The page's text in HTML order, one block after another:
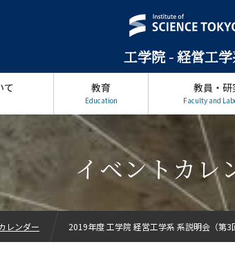
工学院 - 経営工
て 教育
Education
教員・研
Faculty and
イベントカレ
レンダー 2019年度 工学院 経営工学系 系説明会（第3